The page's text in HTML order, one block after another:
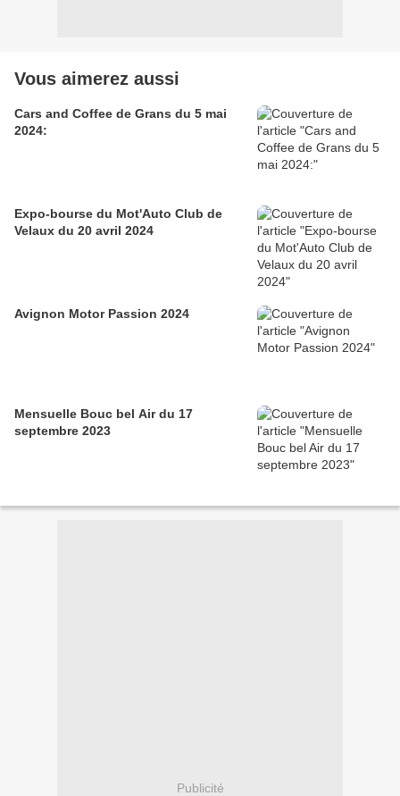
Vous aimerez aussi
Cars and Coffee de Grans du 5 mai
2024:
Expo-bourse du Mot'Auto Club de
Velaux du 20 avril 2024
Avignon Motor Passion 2024
Mensuelle Bouc bel Air du 17
septembre 2023
Publicité